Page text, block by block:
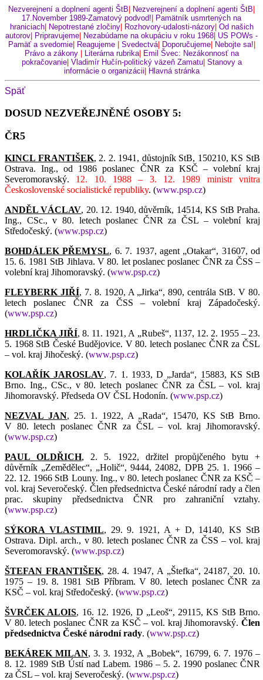
Nezverejnení a doplnení agenti ŠtB Nezverejnení a doplnení agenti ŠtB
17.November 1989-Zamatový podvod!
Pamätník usmrtených na
hraniciach| Nepotrestané zločiny| Rozhovory-udalosti-názory| Od našich
autorov Pripravujeme Nezabúdame na okupáciu v roku 1968 US POWs -
Pamäť a svedomie| Reagujeme Svedectvá| Doporučujeme| Nebojte sa!
Právo a zákony| Literárna rubrika| Emil Švec: Nezákonnosť na
pokračovanie| Vladimír Hučín-politický väzeň Zamatu| Stanovy a
informácie o organizácii
Hlavná stránka
Späť
DOSUD NEZVEŘEJNĚNÉ OSOBY 5:
ČR5
KINCL FRANTIŠEK, 2. 2. 1941, důstojník StB, 150210, KS StB
Ostrava. Ing., od 1986 poslanec ČNR za KSČ – volební kraj
Severomoravský. 12. 10. 1988 – 3. 12. 1989 ministr vnitra
Československé socialistické republiky. (www.psp.cz)
ANDĚL VÁCLAV, 20. 12. 1940, důvěrník, 14514, KS StB Praha.
Ing., CSc., v 80. letech poslanec ČNR za ČSL – volební kraj
Středočeský. (www.psp.cz)
BOHDÁLEK PŘEMYSL, 6. 7. 1937, agent „Otakar“, 31607, od
15. 6. 1981 StB Jihlava. V 80. let poslanec poslanec ČNR za ČSS –
volební kraj Jihomoravský. (www.psp.cz)
FLEYBERK JIŘÍ, 7. 8. 1920, A „Jirka“, 890, centrála StB. V 80.
letech poslanec ČNR za ČSS – volební kraj Západočeský.
(www.psp.cz)
HRDLIČKA JIŘÍ, 8. 11. 1921, A „Rubeš“, 1137, 12. 2. 1955 – 23.
5. 1968 StB České Budějovice. V 80. letech poslanec ČNR za ČSL
– vol. kraj Jihočeský. (www.psp.cz)
KOLAŘÍK JAROSLAV, 7. 1. 1933, D „Jarda“, 15883, KS StB
Brno. Ing., CSc., v 80. letech poslanec ČNR za ČSL – vol. kraj
Jihomoravský. Předseda OV ČSL Hodonín. (www.psp.cz)
NEZVAL JAN, 25. 1. 1922, A „Rada“, 15470, KS StB Brno.
V 80. letech poslanec ČNR za ČSL – vol. kraj Jihomoravský.
(www.psp.cz)
PAUL OLDŘICH, 2. 5. 1922, držitel propůjčeného bytu +
důvěrník „Zemědělec“, „Holič“, 9444, 24082, DPB 25. 1. 1966 –
22. 12. 1966 StB Louny. Ing., v 80. letech poslanec ČNR za KSČ –
vol. kraj Severočeský. Člen předsednictva České národní radya člen
prac. skupiny předsednictva ČNR pro zahraniční vztahy.
(www.psp.cz)
SÝKORA VLASTIMIL, 29. 9. 1921, A + D, 14140, KS StB
Ostrava. Dipl. arch., v 80. letech poslanec ČNR za ČSS – vol. kraj
Severomoravský. (www.psp.cz)
ŠTEFAN FRANTIŠEK, 28. 4. 1947, A „Štefka“, 24187, 20. 10.
1975 – 19. 8. 1981 StB Příbram. V 80. letech poslanec ČNR za
KSČ – vol. kraj Středočeský. (www.psp.cz)
ŠVRČEK ALOIS, 16. 12. 1926, D „Leoš“, 29115, KS StB Brno.
V 80. letech poslanec ČNR za KSČ – vol. kraj Jihomoravský. Člen
předsednictva České národní rady. (www.psp.cz)
BEKÁREK MILAN, 3. 3. 1932, A „Bobek“, 16799, 6. 7. 1976 –
8. 12. 1989 StB Ústí nad Labem. 1986 – 5. 2. 1990 poslanec ČNR
za ČSL – vol. kraj Severočeský. (www.psp.cz)